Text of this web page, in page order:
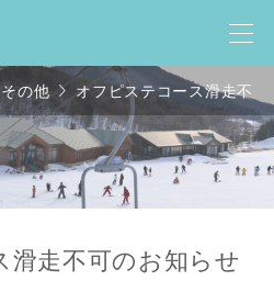
その他 オフピステコース滑走不可
滑走不可のお知らせ